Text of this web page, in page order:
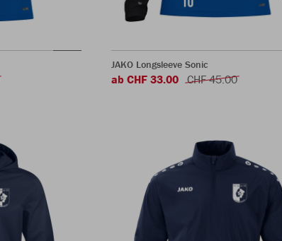
JAKO Longsleeve Sonic
ab CHF 33.00 CHF 45.00